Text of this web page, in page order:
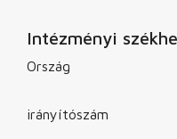
Intézményi
Ország
irányítószám